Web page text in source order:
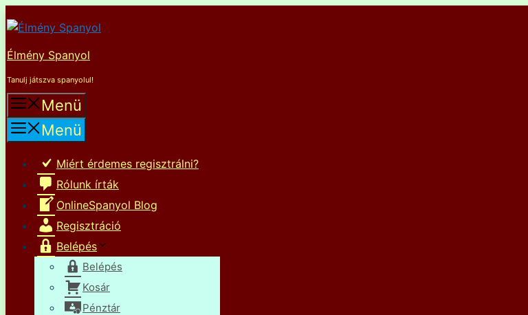
a
tartalomba
Élmény Spanyol
Tanulj játszva spanyolul!
Menü
Menü
Miért érdemes regisztrálni?
Rólunk írták
OnlineSpanyol Blog
Regisztráció
Belépés
Belépés
Kosár
Pénztár